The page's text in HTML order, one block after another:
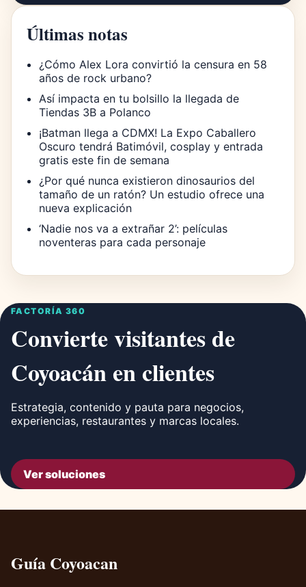
Últimas notas
¿Cómo Alex Lora convirtió la censura en 58
años de rock urbano?
Así impacta en tu bolsillo la llegada de
Tiendas 3B a Polanco
¡Batman llega a CDMX! La Expo Caballero
Oscuro tendrá Batimóvil, cosplay y entrada
gratis este fin de semana
¿Por qué nunca existieron dinosaurios del
tamaño de un ratón? Un estudio ofrece una
nueva explicación
‘Nadie nos va a extrañar 2’: películas
noventeras para cada personaje
FACTORÍA 360
Convierte visitantes de
Coyoacán en clientes
Estrategia, contenido y pauta para negocios,
experiencias, restaurantes y marcas locales.
Ver soluciones
Guía Coyoacan